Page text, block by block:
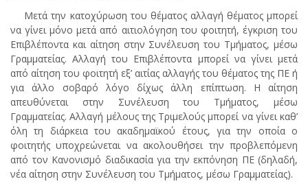
Μετά την κατοχύρωση του θέματος αλλαγή θέματος μπορεί
να γίνει μόνο μετά από αιτιολόγηση του φοιτητή, έγκριση του
Επιβλέποντα και αίτηση στην Συνέλευση του Τμήματος, μέσω
Γραμματείας. Αλλαγή του Επιβλέποντα μπορεί να γίνει μετά
από αίτηση του φοιτητή εξ’ αιτίας αλλαγής του θέματος της ΠΕ ή
για άλλο σοβαρό λόγο δίχως άλλη επίπτωση. Η αίτηση
απευθύνεται στην Συνέλευση του Τμήματος, μέσω
Γραμματείας. Αλλαγή μέλους της Τριμελούς μπορεί να γίνει καθ’
όλη τη διάρκεια του ακαδημαϊκού έτους, για την οποία ο
φοιτητής υποχρεώνεται να ακολουθήσει την προβλεπόμενη
από τον Κανονισμό διαδικασία για την εκπόνηση ΠΕ (δηλαδή,
νέα αίτηση στην Συνέλευση του Τμήματος, μέσω Γραμματείας).